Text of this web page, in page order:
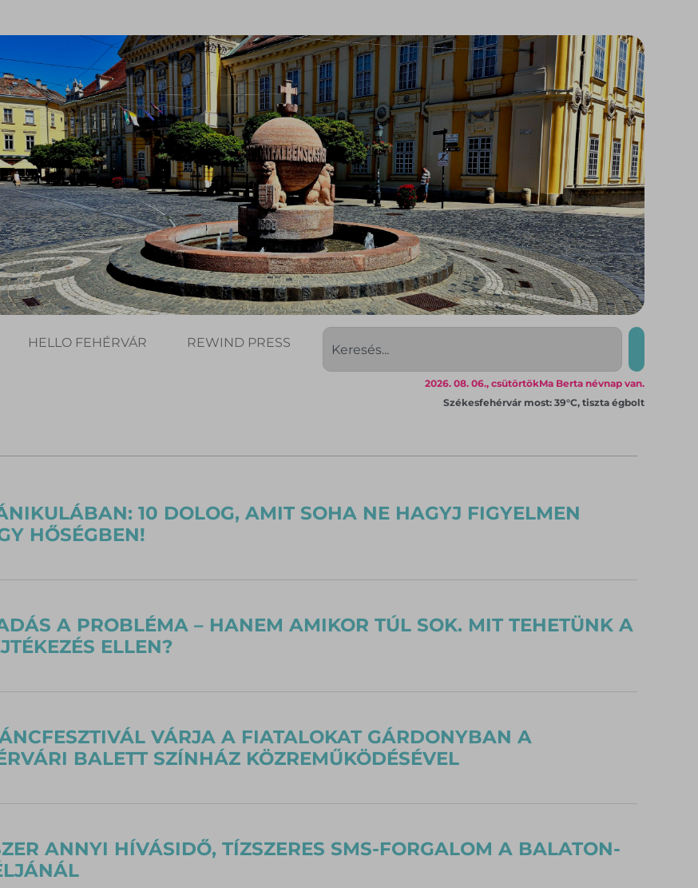
HELLO FEHÉRVÁR REWIND PRESS
Ma Berta névnap van.
2026. 08. 06., csütörtök
Székesfehérvár most: 39°C, tiszta égbolt
10 DOLOG, AMIT SOHA NE HAGYJ FIGYELMEN
HŐSÉGBEN!
A PROBLÉMA – HANEM AMIKOR TÚL SOK. MIT TEHETÜNK A
ELLEN?
VÁRJA A FIATALOKAT GÁRDONYBAN A
BALETT SZÍNHÁZ KÖZREMŰKÖDÉSÉVEL
ANNYI HÍVÁSIDŐ, TÍZSZERES SMS-FORGALOM A BALATON-